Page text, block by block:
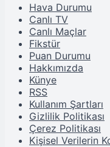
Hava Durumu
Canlı TV
Canlı Maçlar
Fikstür
Puan Durumu
Hakkımızda
Künye
RSS
Kullanım Şartları
Gizlilik Politikası
Çerez Politikası
Kişisel Verilerin